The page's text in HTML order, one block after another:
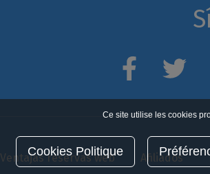
Ventajas reservas web Afiliados
Ce site utilise les cookies
Cookies Politique